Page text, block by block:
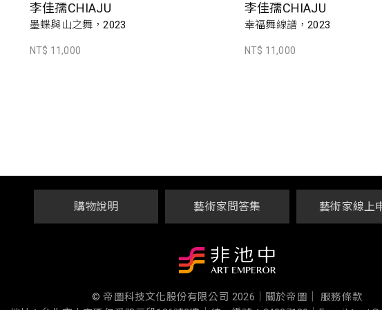
李佳孺CHIAJU
墨蝶與山之舞，2023
NT$ 11,000
李佳孺CHIAJU
幸福舞線譜，2023
NT$ 11,000
購物說明 藝術家問答集 藝術家線上
© 帝圖科技文化股份有限公司 2026 關於帝圖｜
服務條款